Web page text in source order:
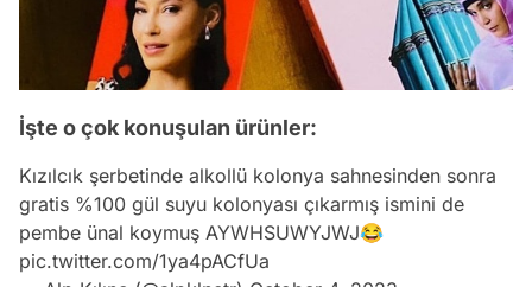
İşte o çok konuşulan ürünler:
Kızılcık şerbetinde alkollü kolonya sahnesinden sonra
gratis %100 gül suyu kolonyası çıkarmış ismini de
pembe ünal koymuş AYWHSUWYJWJ😂
pic.twitter.com/1ya4pACfUa